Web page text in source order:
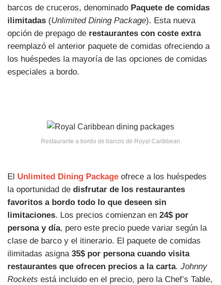
barcos de cruceros, denominado Paquete de comidas
ilimitadas (Unlimited Dining Package). Esta nueva
opción de prepago de restaurantes con coste extra
reemplazó el anterior paquete de comidas ofreciendo a
los huéspedes la mayoría de las opciones de comidas
especiales a bordo.
Restaurante a bordo de barcos de Royal Caribbean
El Unlimited Dining Package ofrece a los huéspedes
la oportunidad de disfrutar de los restaurantes
favoritos a bordo todo lo que deseen sin
limitaciones. Los precios comienzan en 24$ por
persona y día, pero este precio puede variar según la
clase de barco y el itinerario. El paquete de comidas
ilimitadas asigna 35$ por persona cuando visita
restaurantes que ofrecen precios a la carta. Johnny
Rockets está incluido en el precio, pero la Chef’s Table,